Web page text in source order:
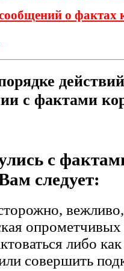
о фактах
с фактами
с
следует:
либо
совершить